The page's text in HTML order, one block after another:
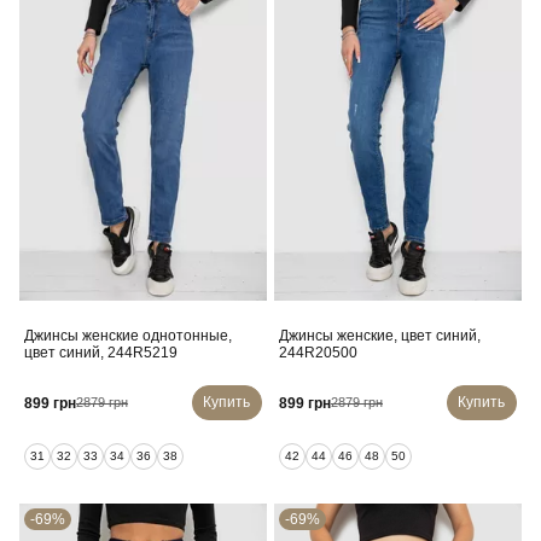
Джинсы женские однотонные,
цвет синий, 244R5219
899 грн2879 грн Купить
31 32 33 34 36 38
Джинсы женские, цвет синий,
244R20500
899 грн2879 грн Купить
42 44 46 48 50
-69% -69%